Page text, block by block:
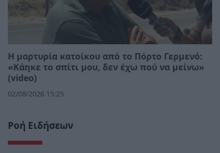
Η μαρτυρία κατοίκου από το Πόρτο Γερμενό:
«Κάηκε το σπίτι μου, δεν έχω πού να μείνω»
(video)
02/08/2026 15:25
Ροή Ειδήσεων